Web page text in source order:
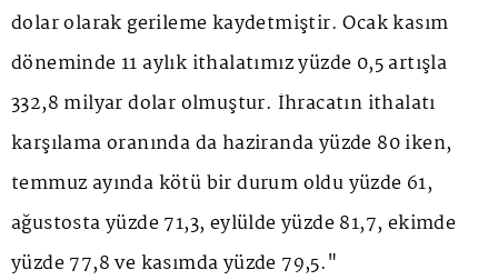
dolar olarak gerileme kaydetmiştir. Ocak kasım
döneminde 11 aylık ithalatımız yüzde 0,5 artışla
332,8 milyar dolar olmuştur. İhracatın ithalatı
karşılama oranında da haziranda yüzde 80 iken,
temmuz ayında kötü bir durum oldu yüzde 61,
ağustosta yüzde 71,3, eylülde yüzde 81,7, ekimde
yüzde 77,8 ve kasımda yüzde 79,5."